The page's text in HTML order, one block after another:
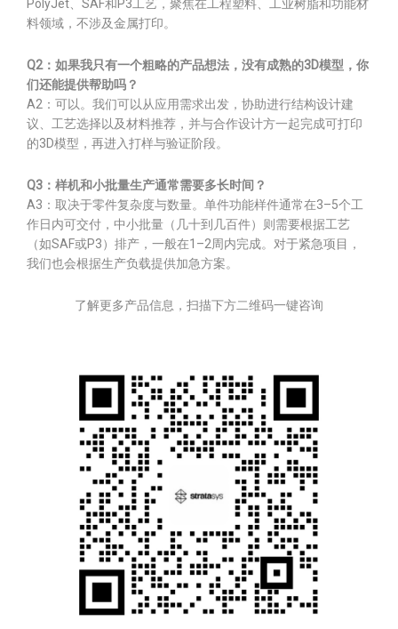
PolyJet、SAF和P3工艺，聚焦在工程塑料、工业树脂和功能材
料领域，不涉及金属打印。
Q2：如果我只有一个粗略的产品想法，没有成熟的3D模型，你
们还能提供帮助吗？
A2：可以。我们可以从应用需求出发，协助进行结构设计建
议、工艺选择以及材料推荐，并与合作设计方一起完成可打印
的3D模型，再进入打样与验证阶段。
Q3：样机和小批量生产通常需要多长时间？
A3：取决于零件复杂度与数量。单件功能样件通常在3–5个工
作日内可交付，中小批量（几十到几百件）则需要根据工艺
（如SAF或P3）排产，一般在1–2周内完成。对于紧急项目，
我们也会根据生产负载提供加急方案。
了解更多产品信息，扫描下方二维码一键咨询